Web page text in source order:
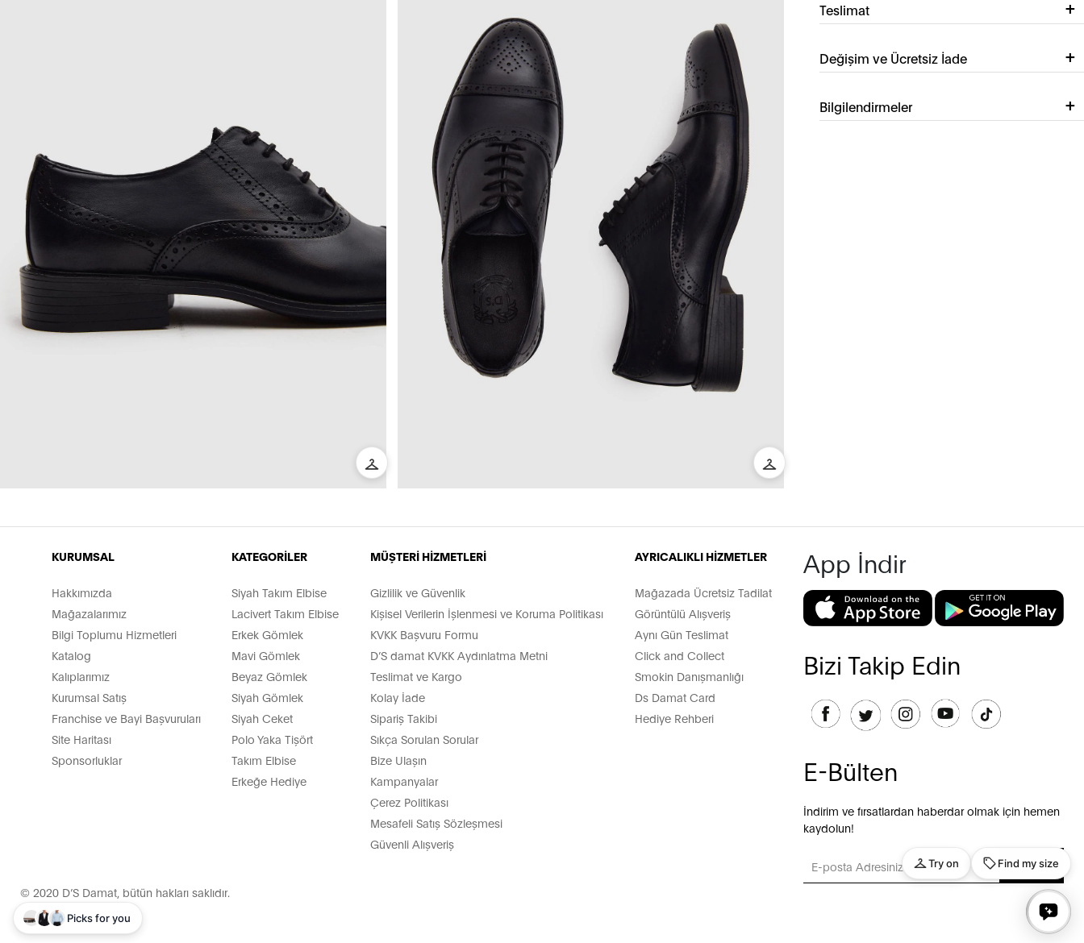
Teslimat
Değişim ve Ücretsiz İade
Bilgilendirmeler
KURUMSAL
Hakkımızda
Mağazalarımız
Bilgi Toplumu Hizmetleri
Katalog
Kalıplarımız
Kurumsal Satış
Franchise ve Bayi Başvuruları
Site Haritası
Sponsorluklar
KATEGORİLER
Siyah Takım Elbise
Lacivert Takım Elbise
Erkek Gömlek
Mavi Gömlek
Beyaz Gömlek
Siyah Gömlek
Siyah Ceket
Polo Yaka Tişört
Takım Elbise
Erkeğe Hediye
MÜŞTERİ HİZMETLERİ
Gizlilik ve Güvenlik
Kişisel Verilerin İşlenmesi ve Koruma Politikası
KVKK Başvuru Formu
D’S damat KVKK Aydınlatma Metni
Teslimat ve Kargo
Kolay İade
Sipariş Takibi
Sıkça Sorulan Sorular
Bize Ulaşın
Kampanyalar
Çerez Politikası
Mesafeli Satış Sözleşmesi
Güvenli Alışveriş
AYRICALIKLI HİZMETLER
Mağazada Ücretsiz Tadilat
Görüntülü Alışveriş
Aynı Gün Teslimat
Click and Collect
Smokin Danışmanlığı
Ds Damat Card
Hediye Rehberi
App İndir
Bizi Takip Edin
E-Bülten
İndirim ve fırsatlardan haberdar olmak için hemen
kaydolun!
GÖNDER
© 2020 D’S Damat, bütün hakları saklıdır.